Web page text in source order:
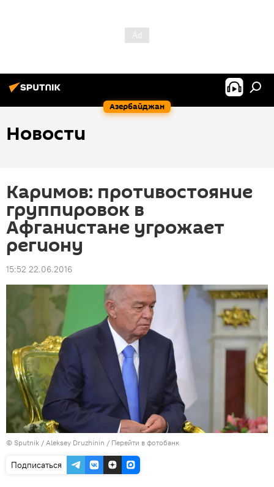
Азербайджан
Новости
Каримов: противостояние
группировок в
Афганистане угрожает
региону
15:52 22.06.2016
© Sputnik / Aleksey Druzhinin / Перейти в фотобанк
Подписаться